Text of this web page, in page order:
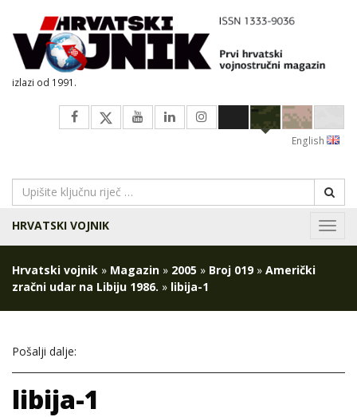
izlazi od 1991.
English
HRVATSKI VOJNIK
Hrvatski vojnik » Magazin » 2005 » Broj 019» Američki
zračni udar na Libiju 1986. » libija-1
Pošalji dalje:
libija-1